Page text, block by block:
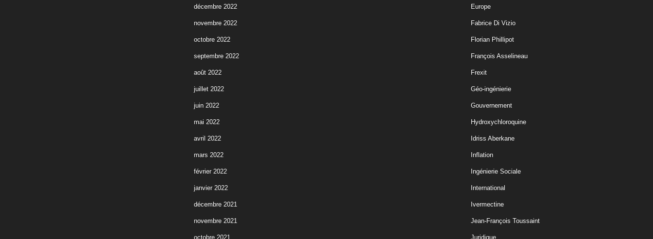
décembre 2022
novembre 2022
octobre 2022
septembre 2022
août 2022
juillet 2022
juin 2022
mai 2022
avril 2022
mars 2022
février 2022
janvier 2022
décembre 2021
novembre 2021
octobre 2021
Europe
Fabrice Di Vizio
Florian Phillipot
François Asselineau
Frexit
Géo-ingénierie
Gouvernement
Hydroxychloroquine
Idriss Aberkane
Inflation
Ingénierie Sociale
International
Ivermectine
Jean-François Toussaint
Juridique